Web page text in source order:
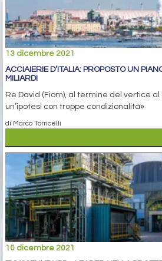
13 dicembre 2021
ACCIAIERIE D’ITALIA: PROPOSTO UN
MILIARDI
Re David (Fiom), al termine del vertice al
un’ipotesi con troppe condizionalità»
di Marco Torricelli
10 dicembre 2021